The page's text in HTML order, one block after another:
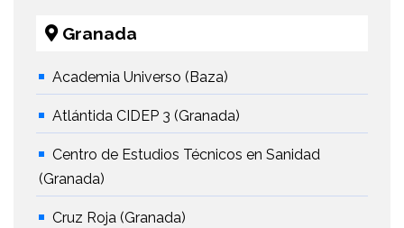
Granada
Academia Universo (Baza)
Atlántida CIDEP 3 (Granada)
Centro de Estudios Técnicos en Sanidad
(Granada)
Cruz Roja (Granada)